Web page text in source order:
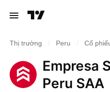
Thị trường Peru Cổ
Empresa
Peru SAA